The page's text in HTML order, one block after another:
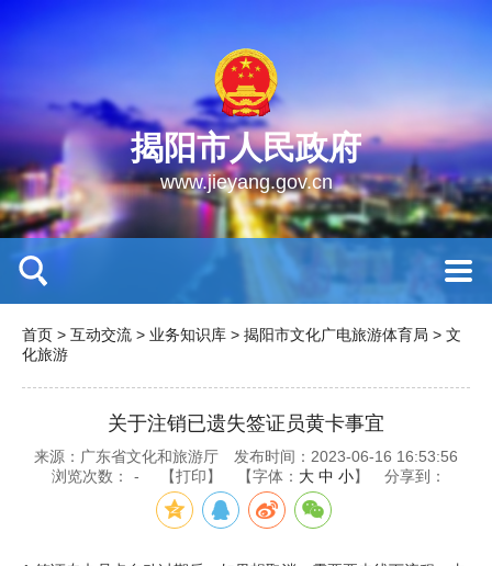
揭阳市人民政府
www.jieyang.gov.cn
首页 > 互动交流 > 业务知识库 > 揭阳市文化广电旅游体育局 > 文
化旅游
关于注销已遗失签证员黄卡事宜
来源：广东省文化和旅游厅
发布时间：2023-06-16 16:53:56
浏览次数：
- 【打印】 【字体： 大 中 小】 分享到：